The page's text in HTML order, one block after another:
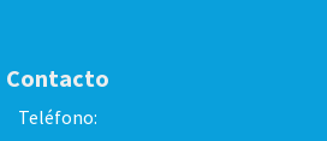
Contacto
Teléfono: